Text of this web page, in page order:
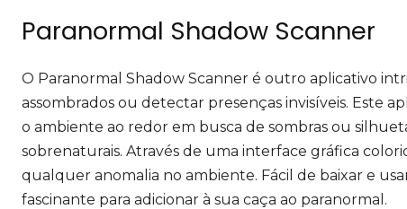
Paranormal Shadow Scanner
O Paranormal Shadow Scanner é outro aplicativo
assombrados ou detectar presenças invisíveis. Este
o ambiente ao redor em busca de sombras ou
sobrenaturais. Através de uma interface gráfica
qualquer anomalia no ambiente. Fácil de baixar e
fascinante para adicionar à sua caça ao paranormal.